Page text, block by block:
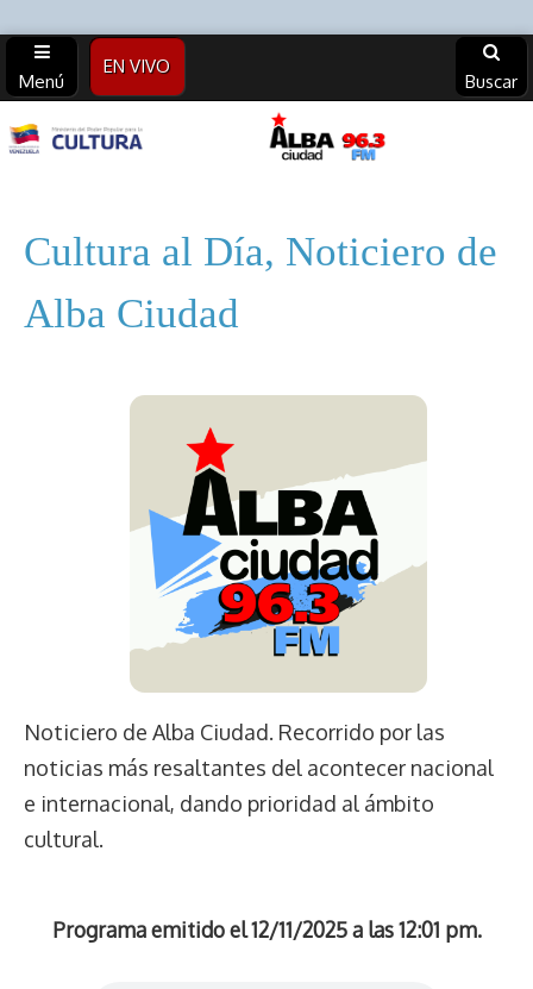
Menú
EN VIVO
Buscar
Alba
Ciudad
96.3 FM
(Archivos)
Cultura al Día, Noticiero de
Alba Ciudad
Noticiero de Alba Ciudad. Recorrido por las
noticias más resaltantes del acontecer nacional
e internacional, dando prioridad al ámbito
cultural.
Programa emitido el 12/11/2025 a las 12:01 pm.